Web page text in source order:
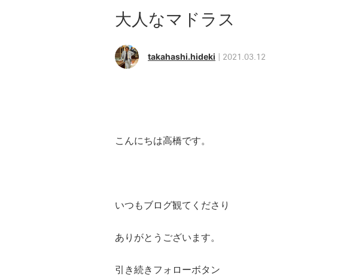
大人なマドラス
takahashi.hideki 2021.03.12
こんにちは高橋です。
いつもブログ観てくださり
ありがとうございます。
引き続きフォローボタン